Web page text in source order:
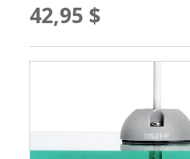
42,95 $